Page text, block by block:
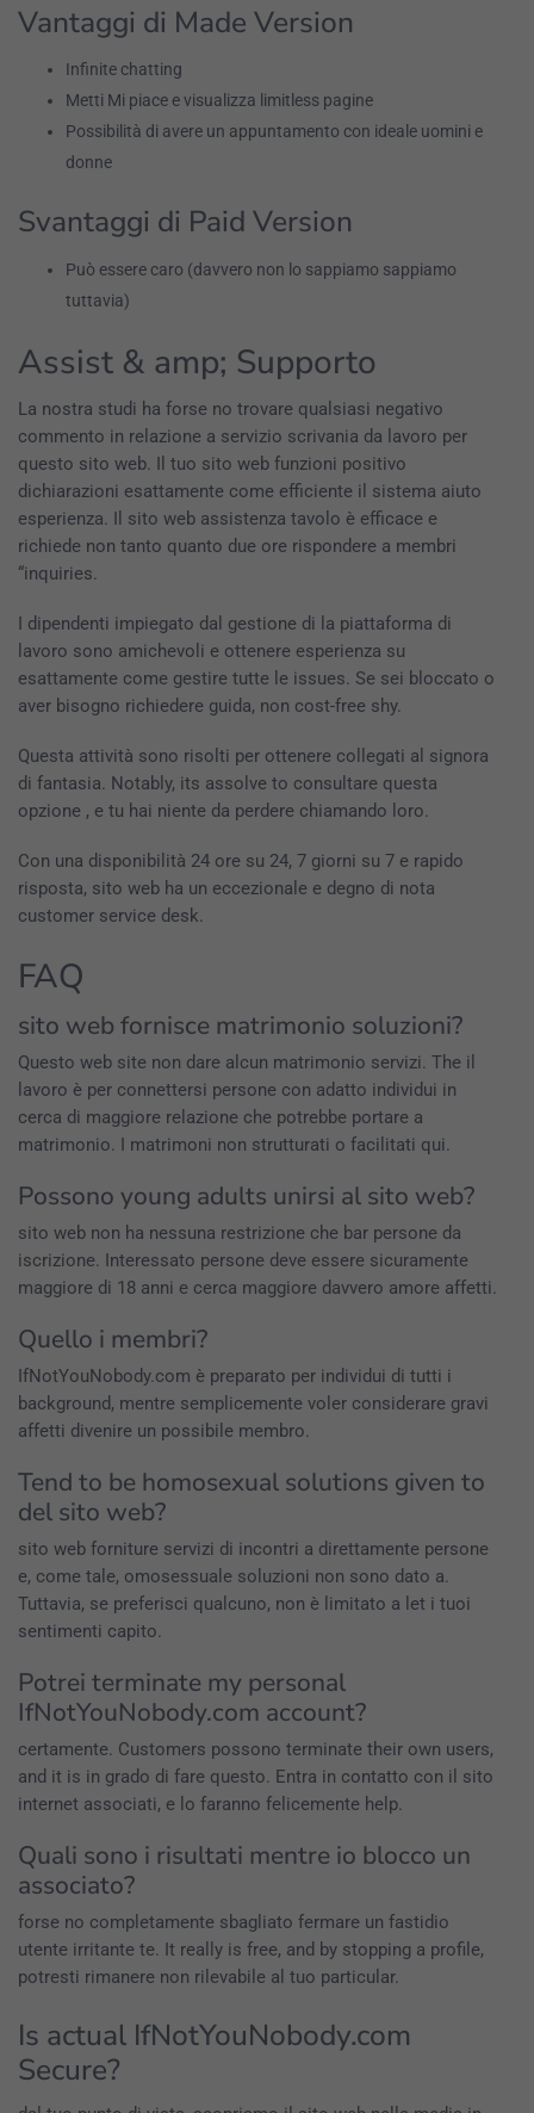
Vantaggi di Made Version
Infinite chatting
Metti Mi piace e visualizza limitless pagine
Possibilità di avere un appuntamento con ideale uomini e
donne
Svantaggi di Paid Version
Può essere caro (davvero non lo sappiamo sappiamo
tuttavia)
Assist & amp; Supporto
La nostra studi ha forse no trovare qualsiasi negativo
commento in relazione a servizio scrivania da lavoro per
questo sito web. Il tuo sito web funzioni positivo
dichiarazioni esattamente come efficiente il sistema aiuto
esperienza. Il sito web assistenza tavolo è efficace e
richiede non tanto quanto due ore rispondere a membri
“inquiries.
I dipendenti impiegato dal gestione di la piattaforma di
lavoro sono amichevoli e ottenere esperienza su
esattamente come gestire tutte le issues. Se sei bloccato o
aver bisogno richiedere guida, non cost-free shy.
Questa attività sono risolti per ottenere collegati al signora
di fantasia. Notably, its assolve to consultare questa
opzione , e tu hai niente da perdere chiamando loro.
Con una disponibilità 24 ore su 24, 7 giorni su 7 e rapido
risposta, sito web ha un eccezionale e degno di nota
customer service desk.
FAQ
sito web fornisce matrimonio soluzioni?
Questo web site non dare alcun matrimonio servizi. The il
lavoro è per connettersi persone con adatto individui in
cerca di maggiore relazione che potrebbe portare a
matrimonio. I matrimoni non strutturati o facilitati qui.
Possono young adults unirsi al sito web?
sito web non ha nessuna restrizione che bar persone da
iscrizione. Interessato persone deve essere sicuramente
maggiore di 18 anni e cerca maggiore davvero amore affetti.
Quello i membri?
IfNotYouNobody.com è preparato per individui di tutti i
background, mentre semplicemente voler considerare gravi
affetti divenire un possibile membro.
Tend to be homosexual solutions given to
del sito web?
sito web forniture servizi di incontri a direttamente persone
e, come tale, omosessuale soluzioni non sono dato a.
Tuttavia, se preferisci qualcuno, non è limitato a let i tuoi
sentimenti capito.
Potrei terminate my personal
IfNotYouNobody.com account?
certamente. Customers possono terminate their own users,
and it is in grado di fare questo. Entra in contatto con il sito
internet associati, e lo faranno felicemente help.
Quali sono i risultati mentre io blocco un
associato?
forse no completamente sbagliato fermare un fastidio
utente irritante te. It really is free, and by stopping a profile,
potresti rimanere non rilevabile al tuo particular.
Is actual IfNotYouNobody.com
Secure?